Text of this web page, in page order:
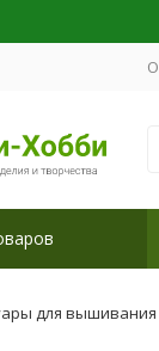
для вышивания